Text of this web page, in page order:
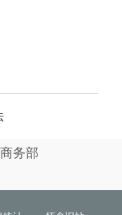
务部